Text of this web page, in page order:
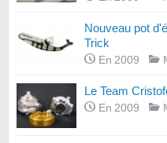
Nouveau pot
Trick
En 2009
Le Team
En 2009